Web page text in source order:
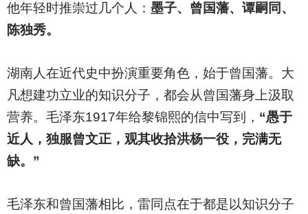
他年轻时推崇过几个人： 墨子、曾国藩、谭嗣同、
陈独秀。
湖南人在近代史中扮演重要角色，始于曾国藩。大
凡想建功立业的知识分子，都会从曾国藩身上汲取
营养。毛泽东1917年给黎锦熙的信中写到， “愚于
近人，独服曾文正，观其收拾洪杨一役，完满无
缺。”
毛泽东和曾国藩相比，雷同点在于都是以知识分子